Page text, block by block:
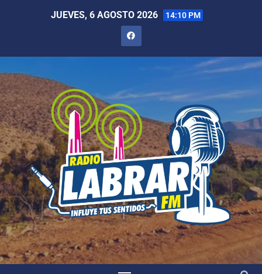
JUEVES, 6 AGOSTO 2026 14:10 PM